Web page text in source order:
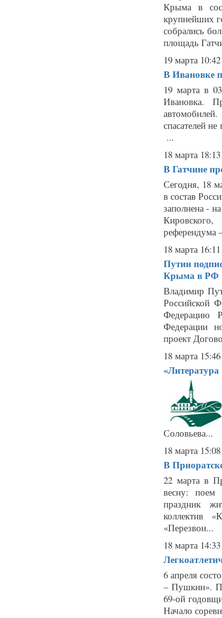
Крыма в
крупнейших
собрались
площадь
19 марта 10:42
В Ивановке
19 марта в
Ивановка.
спасателей
...
18 марта 18:13
В Гатчине
Сегодня, 18
в состав
заполнена -
референдума
18 марта 16:11
Путин
Крыма в РФ
Владимир
Российской
Федерацию
Федерации
проект
18 марта 15:46
Соловьева...
18 марта 15:08
В
22 марта в
весну: поем
праздник
коллектив
«Перезвон...
18 марта 14:33
6 апреля
– Пушкин».
69-ой
Начало